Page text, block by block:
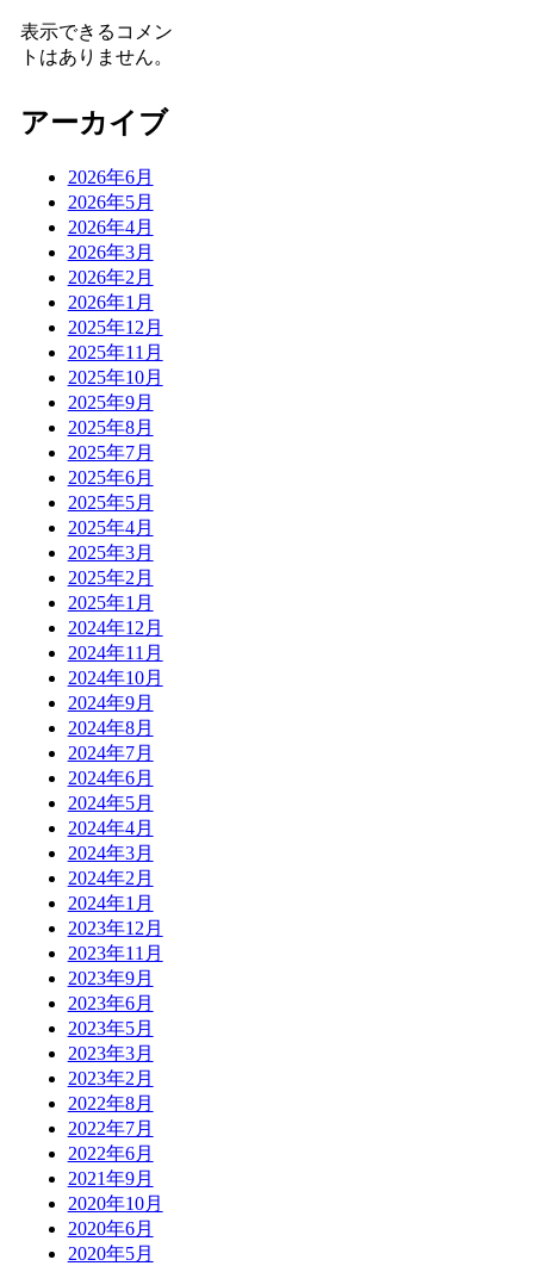
表示できるコメン
トはありません。
アーカイブ
2026年6月
2026年5月
2026年4月
2026年3月
2026年2月
2026年1月
2025年12月
2025年11月
2025年10月
2025年9月
2025年8月
2025年7月
2025年6月
2025年5月
2025年4月
2025年3月
2025年2月
2025年1月
2024年12月
2024年11月
2024年10月
2024年9月
2024年8月
2024年7月
2024年6月
2024年5月
2024年4月
2024年3月
2024年2月
2024年1月
2023年12月
2023年11月
2023年9月
2023年6月
2023年5月
2023年3月
2023年2月
2022年8月
2022年7月
2022年6月
2021年9月
2020年10月
2020年6月
2020年5月